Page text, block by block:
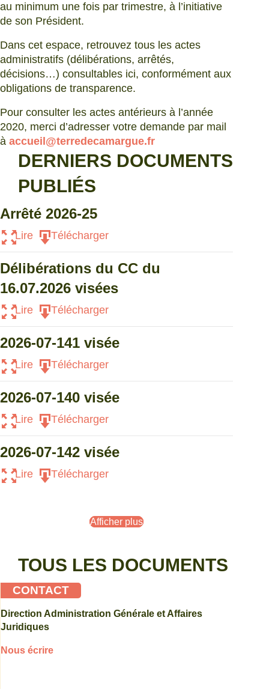
au minimum une fois par trimestre, à l’initiative
de son Président.
Dans cet espace, retrouvez tous les actes
administratifs (délibérations, arrêtés,
décisions…) consultables ici, conformément aux
obligations de transparence.
Pour consulter les actes antérieurs à l’année
2020, merci d’adresser votre demande par mail
à accueil@terredecamargue.fr
DERNIERS DOCUMENTS
PUBLIÉS
Arrêté 2026-25
Lire Télécharger
Délibérations du CC du
16.07.2026 visées
Lire Télécharger
2026-07-141 visée
Lire Télécharger
2026-07-140 visée
Lire Télécharger
2026-07-142 visée
Lire Télécharger
Afficher plus
TOUS LES DOCUMENTS
CONTACT
Direction Administration Générale et Affaires
Juridiques
Nous écrire